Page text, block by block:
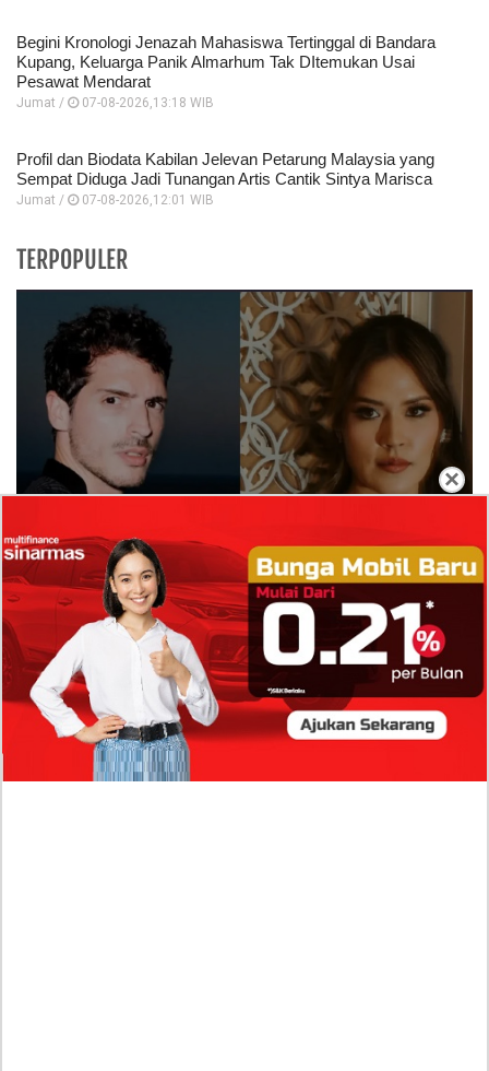
×
Begini Kronologi Jenazah Mahasiswa Tertinggal di Bandara
Kupang, Keluarga Panik Almarhum Tak DItemukan Usai
Pesawat Mendarat
Jumat / 07-08-2026,13:18 WIB
Profil dan Biodata Kabilan Jelevan Petarung Malaysia yang
Sempat Diduga Jadi Tunangan Artis Cantik Sintya Marisca
Jumat / 07-08-2026,12:01 WIB
TERPOPULER
Molinie Terkuak, Diduga jadi Isyarat Go
Publik?
Profil Biodata Mathis Molinié, Chef Prancis Pacar
Baru Raisa Andriana yang Kini Resmi Go Publik?
Sumber Penghasilan Asila Maisa Apa Saja? Dituding
Beli Barang Branded Pakai Uang Ayah yang Jadi
Wabup!